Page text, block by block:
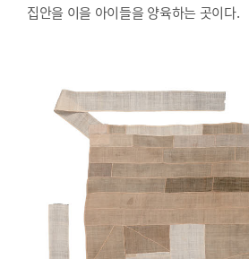
집안을 이을 아이들을 양육하는 곳이다.